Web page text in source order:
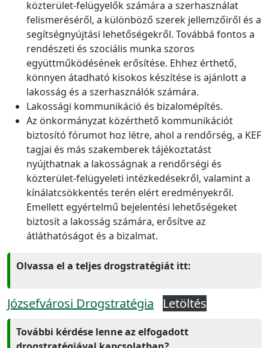
közterület-felügyelők számára a szerhasználat
felismeréséről, a különböző szerek jellemzőiről és a
segítségnyújtási lehetőségekről. Továbbá fontos a
rendészeti és szociális munka szoros
együttműködésének erősítése. Ehhez érthető,
könnyen átadható kisokos készítése is ajánlott a
lakosság és a szerhasználók számára.
Lakossági kommunikáció és bizalomépítés.
Az önkormányzat közérthető kommunikációt
biztosító fórumot hoz létre, ahol a rendőrség, a KEF
tagjai és más szakemberek tájékoztatást
nyújthatnak a lakosságnak a rendőrségi és
közterület-felügyeleti intézkedésekről, valamint a
kínálatcsökkentés terén elért eredményekről.
Emellett egyértelmű bejelentési lehetőségeket
biztosít a lakosság számára, erősítve az
átláthatóságot és a bizalmat.
Olvassa el a teljes drogstratégiát itt:
Józsefvárosi Drogstratégia Letöltés
További kérdése lenne az elfogadott